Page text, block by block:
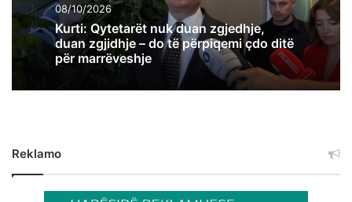
08/10/2026
Kurti: Qytetarët nuk duan zgjedhje,
duan zgjidhje – do të përpiqemi çdo ditë
për marrëveshje
Reklamo